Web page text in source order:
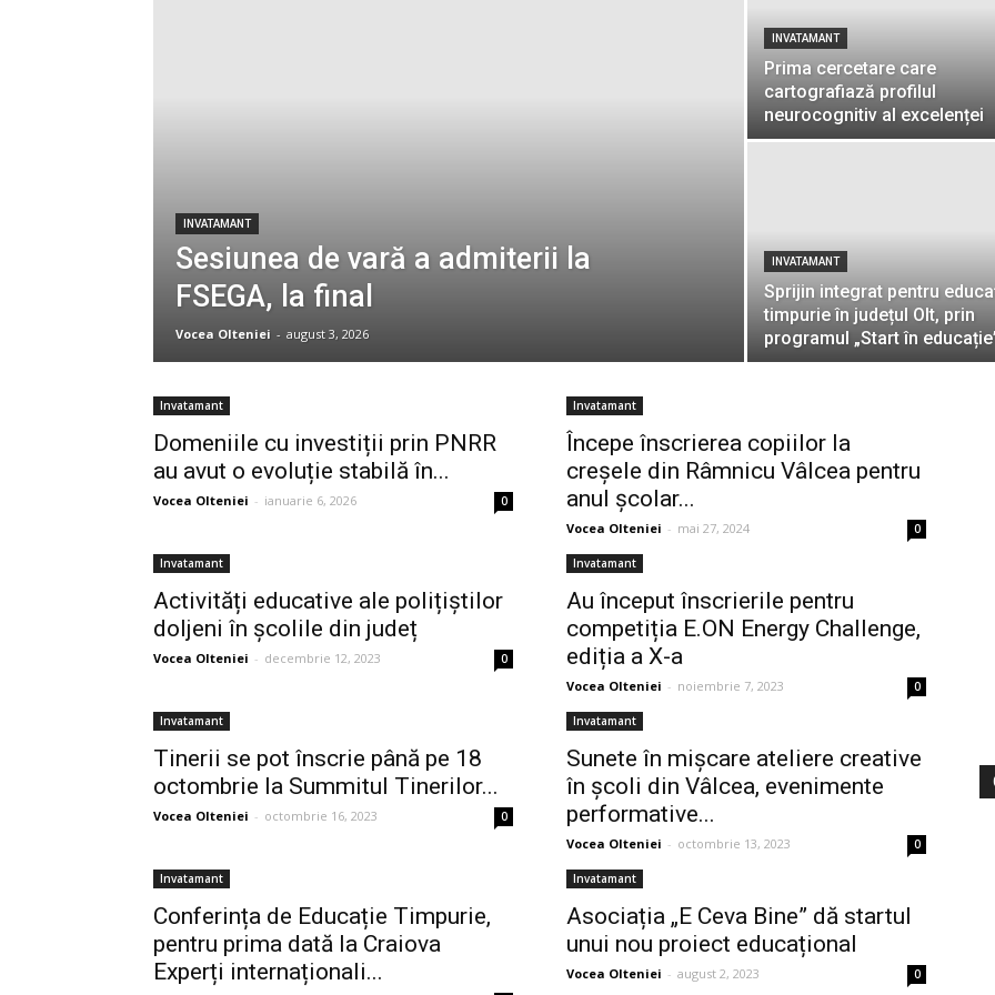
INVATAMANT
Sesiunea de vară a admiterii la
FSEGA, la final
Vocea Olteniei - august 3, 2026
INVATAMANT
Prima cercetare care
cartografiază profilul
neurocognitiv al excelenței
INVATAMANT
Sprijin integrat pentru
timpurie în județul Olt, prin
programul „Start în
Invatamant
Domeniile cu investiții prin PNRR
au avut o evoluție stabilă în...
Vocea Olteniei - ianuarie 6, 2026 0
Invatamant
Începe înscrierea copiilor la
creșele din Râmnicu Vâlcea pentru
anul școlar...
Vocea Olteniei - mai 27, 2024 0
Invatamant
Activități educative ale polițiștilor
doljeni în școlile din județ
Vocea Olteniei - decembrie 12, 2023 0
Invatamant
Au început înscrierile pentru
competiția E.ON Energy Challenge,
ediția a X-a
Vocea Olteniei - noiembrie 7, 2023 0
Invatamant
Tinerii se pot înscrie până pe 18
octombrie la Summitul Tinerilor...
Vocea Olteniei - octombrie 16, 2023 0
Invatamant
Sunete în mișcare ateliere creative
în școli din Vâlcea, evenimente
performative...
Vocea Olteniei - octombrie 13, 2023 0
Invatamant
Conferința de Educație Timpurie,
pentru prima dată la Craiova
Experți internaționali...
Invatamant
Asociația „E Ceva Bine” dă startul
unui nou proiect educațional
Vocea Olteniei - august 2, 2023 0